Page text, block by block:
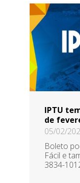
IPTU
de
05/02/
Boleto
Fácil e
3834-